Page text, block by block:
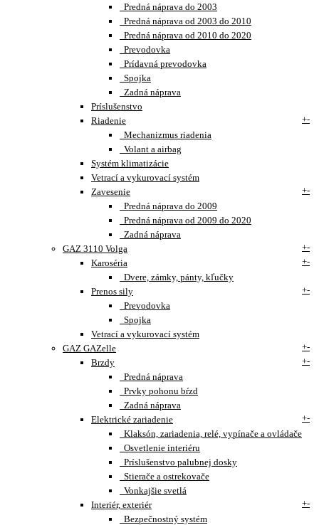
Predná náprava do 2003
Predná náprava od 2003 do 2010
Predná náprava od 2010 do 2020
Prevodovka
Prídavná prevodovka
Spojka
Zadná náprava
Príslušenstvo
Riadenie
+-
Mechanizmus riadenia
Volant a airbag
Systém klimatizácie
Vetrací a vykurovací systém
Zavesenie
+-
Predná náprava do 2009
Predná náprava od 2009 do 2020
Zadná náprava
GAZ 3110 Volga
+-
Karoséria
+-
Dvere, zámky, pánty, kľučky
Prenos sily
+-
Prevodovka
Spojka
Vetrací a vykurovací systém
GAZ GAZelle
+-
Brzdy
+-
Predná náprava
Prvky pohonu bŕzd
Zadná náprava
Elektrické zariadenie
+-
Klaksón, zariadenia, relé, vypínače a ovládače
Osvetlenie interiéru
Príslušenstvo palubnej dosky
Stierače a ostrekovače
Vonkajšie svetlá
Interiér, exteriér
+-
Bezpečnostný systém